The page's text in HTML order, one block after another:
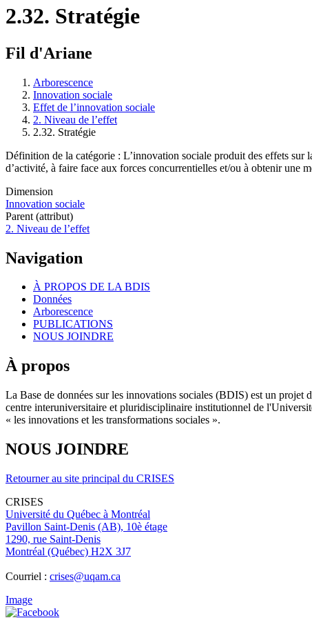
2.32. Stratégie
Fil d'Ariane
Arborescence
Innovation sociale
Effet de l’innovation sociale
2. Niveau de l’effet
2.32. Stratégie
Définition de la catégorie : L’innovation sociale produit des effets sur
d’activité, à faire face aux forces concurrentielles et/ou à obtenir une
Dimension
Innovation sociale
Parent (attribut)
2. Niveau de l’effet
Navigation
À PROPOS DE LA BDIS
Données
Arborescence
PUBLICATIONS
NOUS JOINDRE
À propos
La Base de données sur les innovations sociales (BDIS) est un projet
centre interuniversitaire et pluridisciplinaire institutionnel de
« les innovations et les transformations sociales ».
NOUS JOINDRE
Retourner au site principal du CRISES
CRISES
Université du Québec à Montréal
Pavillon Saint-Denis (AB), 10è étage
1290, rue Saint-Denis
Montréal (Québec) H2X 3J7
Courriel : crises@uqam.ca
Image